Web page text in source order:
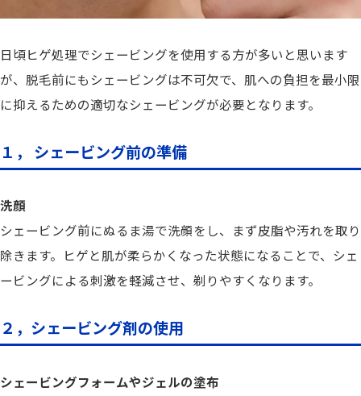
日頃ヒゲ処理でシェービングを使用する方が多いと思います
が、脱毛前にもシェービングは不可欠で、肌への負担を最小限
に抑えるための適切なシェービングが必要となります。
１， シェービング前の準備
洗顔
シェービング前にぬるま湯で洗顔をし、まず皮脂や汚れを取り
除きます。ヒゲと肌が柔らかくなった状態になることで、シェ
ービングによる刺激を軽減させ、剃りやすくなります。
２，シェービング剤の使用
シェービングフォームやジェルの塗布